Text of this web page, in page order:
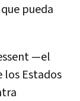
pueda
—el
los Estados